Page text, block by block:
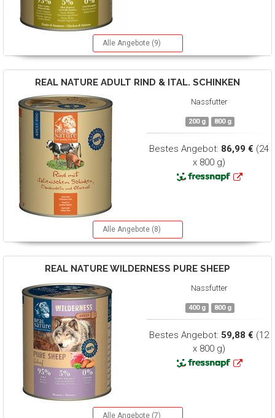
Alle Angebote (9)
REAL NATURE ADULT RIND & ITAL. SCHINKEN
Nassfutter
200 g 800 g
Bestes Angebot: 86,99 € (24
x 800 g)
Alle Angebote (8)
REAL NATUREWILDERNESS PURE SHEEP
Nassfutter
400 g 800 g
Bestes Angebot: 59,88 € (12
x 800 g)
Alle Angebote (7)